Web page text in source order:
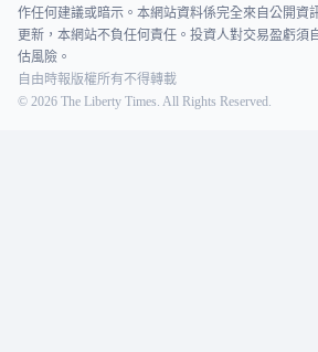
作任何建議或暗示。本網站資料係完全來自公開資
更新，本網站不負任何責任。投資人對交易盈虧須
估風險。
自由時報版權所有不得轉載
© 2026 The Liberty Times. All Rights Reserved.